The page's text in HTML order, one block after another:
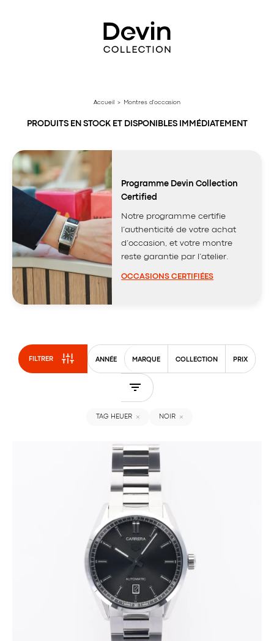
Accueil > Montres d'occasion
PRODUITS EN STOCK ET DISPONIBLES IMMÉDIATEMENT
Programme Devin Collection
Certified
Notre programme certifie
l’authenticité de votre achat
d’occasion, et votre montre
reste garantie par l’atelier.
OCCASIONS CERTIFIÉES
FILTRER ANNÉE MARQUE COLLECTION PRIX
TAG HEUER NOIR